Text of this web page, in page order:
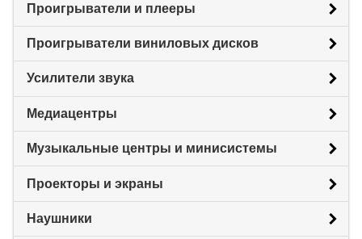
Проигрыватели и плееры
Проигрыватели виниловых дисков
Усилители звука
Медиацентры
Музыкальные центры и минисистемы
Проекторы и экраны
Наушники